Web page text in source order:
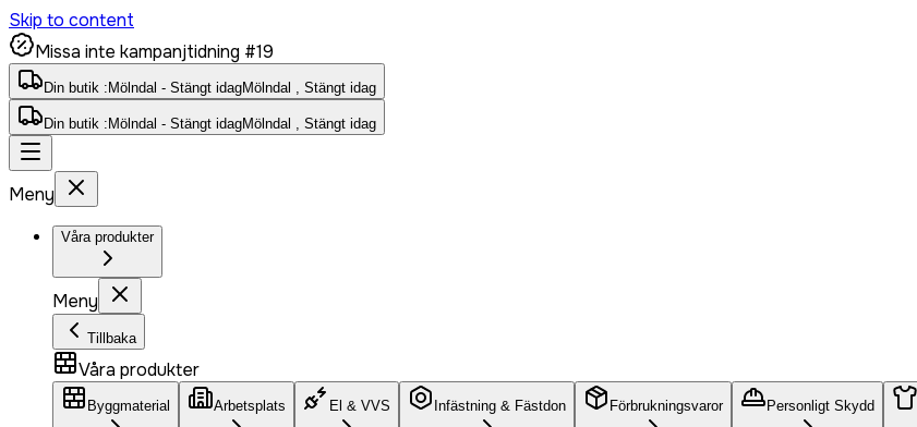
Skip to content
Missa inte kampanjtidning #19
Din butik : Mölndal - Stängt idagMölndal , Stängt idag
Din butik : Mölndal - Stängt idagMölndal , Stängt idag
Meny
Våra produkter
Meny
Tillbaka
Våra produkter
Byggmaterial Arbetsplats El & VVS Infästning & Fästdon Förbrukningsvaror Personligt Skydd